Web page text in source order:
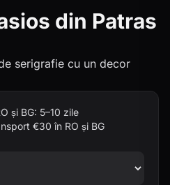
din Patras
serigrafie cu un decor
și BG: 5–10 zile
€30 în RO și BG